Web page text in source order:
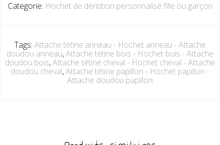
Categorie: Hochet de dentition personnalisé fille ou garçon
Tags: Attache tétine anneau - Hochet anneau - Attache
doudou anneau,Attache tétine bois - Hochet bois - Attache
doudou bois,Attache tétine cheval - Hochet cheval - Attache
doudou cheval,Attache tétine papillon - Hochet papillon -
Attache doudou papillon